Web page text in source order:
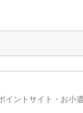
イントサイト・お小